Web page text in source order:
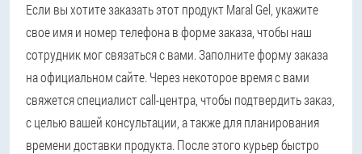
Если вы хотите заказать этот продукт Maral Gel, укажите
свое имя и номер телефона в форме заказа, чтобы наш
сотрудник мог связаться с вами. Заполните форму заказа
на официальном сайте. Через некоторое время с вами
свяжется специалист call-центра, чтобы подтвердить заказ,
с целью вашей консультации, а также для планирования
времени доставки продукта. После этого курьер быстро